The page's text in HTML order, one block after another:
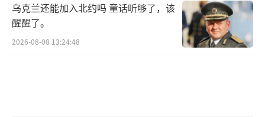
乌克兰还能加入北约吗 童话听够了，该
醒醒了。
2026-08-08 13:24:48